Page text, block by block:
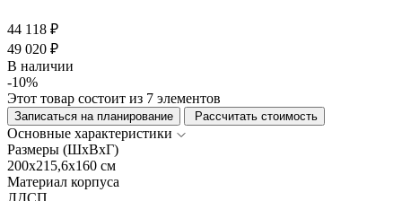
44 118 ₽
49 020 ₽
В наличии
-10%
Этот товар состоит из 7 элементов
Записаться на планирование Рассчитать стоимость
Основные характеристики
Размеры (ШхВхГ)
200x215,6x160 см
Материал корпуса
ЛДСП